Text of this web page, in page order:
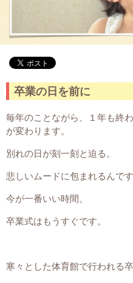
卒業の日を前に
毎年のことながら、１年も終
が変わります。
別れの日が刻一刻と迫る。
悲しいムードに包まれるんです
今が一番いい時間。
卒業式はもうすぐです。
寒々とした体育館で行われる卒